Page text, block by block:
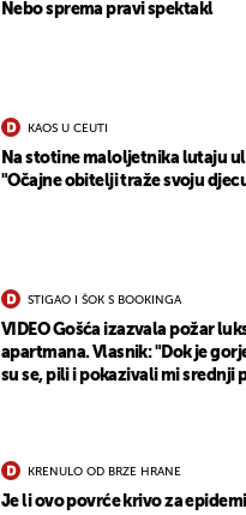
Nebo sprema pravi spektakl
KAOS U CEUTI
Na stotine maloljetnika lutaju
"Očajne obitelji traže svoju
STIGAO I ŠOK S BOOKINGA
VIDEO Gošća izazvala požar
apartmana. Vlasnik: "Dok je
su se, pili i pokazivali mi srednji
KRENULO OD BRZE HRANE
Je li ovo povrće krivo za